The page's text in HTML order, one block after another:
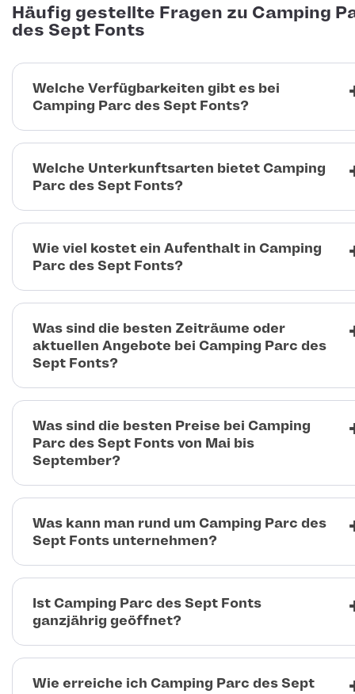
Häufig gestellte Fragen zu Camping
des Sept Fonts
Welche Verfügbarkeiten gibt es bei
Camping Parc des Sept Fonts?
Welche Unterkunftsarten bietet Camping
Parc des Sept Fonts?
Wie viel kostet ein Aufenthalt in Camping
Parc des Sept Fonts?
Was sind die besten Zeiträume oder
aktuellen Angebote bei Camping Parc des
Sept Fonts?
Was sind die besten Preise bei Camping
Parc des Sept Fonts von Mai bis
September?
Was kann man rund um Camping Parc des
Sept Fonts unternehmen?
Ist Camping Parc des Sept Fonts
ganzjährig geöffnet?
Wie erreiche ich Camping Parc des Sept